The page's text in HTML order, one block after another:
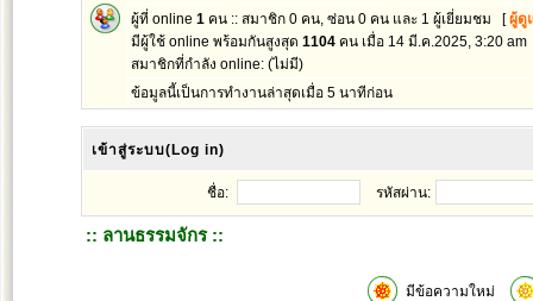
ผู้ที่ online 1 คน :: สมาชิก 0 คน, ซ่อน 0 คน และ 1 ผู้เยี่ยมชม [ผู้ดู
มีผู้ใช้ online พร้อมกันสูงสุด 1104 คน เมื่อ 14 มี.ค.2025, 3:20 am
สมาชิกที่กำลัง online: (ไม่มี)
ข้อมูลนี้เป็นการทำงานล่าสุดเมื่อ 5 นาทีก่อน
เข้าสู่ระบบ(Log in)
ชื่อ: รหัสผ่าน:
:: ลานธรรมจักร ::
มีข้อความใหม่